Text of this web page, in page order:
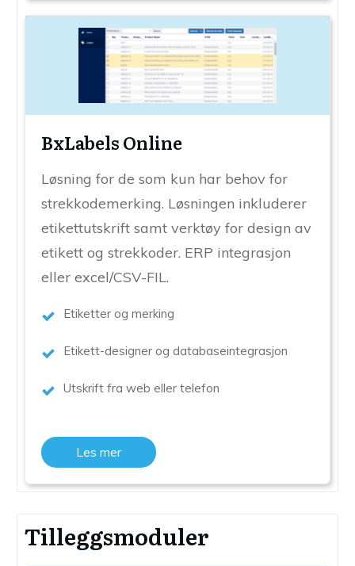
BxLabels Online
Løsning for de som kun har behov for
strekkodemerking. Løsningen inkluderer
etikettutskrift samt verktøy for design av
etikett og strekkoder. ERP integrasjon
eller excel/CSV-FIL.
Etiketter og merking
Etikett-designer og databaseintegrasjon
Utskrift fra web eller telefon
Les mer
Tilleggsmoduler